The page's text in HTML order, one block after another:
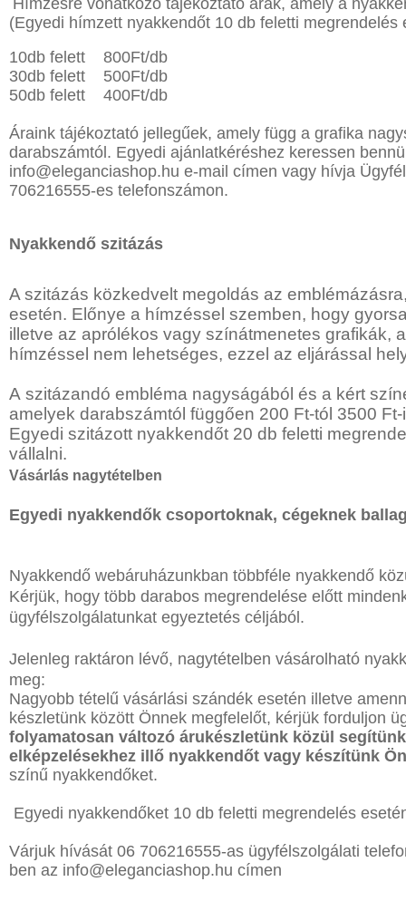
Hímzésre vonatkozó tájékoztató árak, amely a
(Egyedi hímzett nyakkendőt 10 db feletti megrendelés
10db felett 800Ft/db
30db felett 500Ft/db
50db felett 400Ft/db
Áraink tájékoztató jellegűek, amely függ a grafika
darabszámtól. Egyedi ajánlatkéréshez keressen
info@eleganciashop.hu e-mail címen vagy hívja
706216555-es telefonszámon.
Nyakkendő szitázás
A szitázás közkedvelt megoldás az
esetén. Előnye a hímzéssel szemben, hogy
illetve az aprólékos vagy színátmenetes grafikák,
hímzéssel nem lehetséges, ezzel az eljárással
A szitázandó embléma nagyságából és a kért
amelyek darabszámtól függően 200 Ft-tól 3500
Egyedi szitázott nyakkendőt 20 db feletti
vállalni.
Vásárlás nagytételben
Egyedi nyakkendők csoportoknak, cégeknek
Nyakkendő webáruházunkban többféle nyakkendő
Kérjük, hogy több darabos megrendelése előtt
ügyfélszolgálatunkat egyeztetés céljából.
Jelenleg raktáron lévő, nagytételben vásárolható
meg:
Nagyobb tételű vásárlási szándék esetén illetve
készletünk között Önnek megfelelőt, kérjük forduljon
folyamatosan változó árukészletünk közül
elképzelésekhez illő nyakkendőt vagy készítünk
színű nyakkendőket.
Egyedi nyakkendőket 10 db feletti megrendelés
Várjuk hívását 06 706216555-as ügyfélszolgálati
ben az info@eleganciashop.hu címen